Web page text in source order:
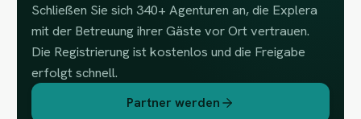
Schließen Sie sich 340+ Agenturen an, die Explera
mit der Betreuung ihrer Gäste vor Ort vertrauen.
Die Registrierung ist kostenlos und die Freigabe
erfolgt schnell.
Partner werden